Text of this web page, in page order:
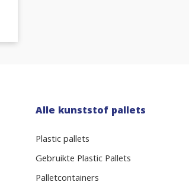
Alle kunststof pallets
Plastic pallets
Gebruikte Plastic Pallets
Palletcontainers